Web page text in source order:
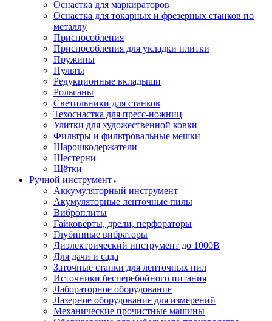
Оснастка для маркираторов
Оснастка для токарных и фрезерных станков по
металлу
Приспособления
Приспособления для укладки плитки
Пружины
Пульты
Редукционные вкладыши
Рольганы
Светильники для станков
Техоснастка для пресс-ножниц
Улитки для художественной ковки
Фильтры и фильтровальные мешки
Шарошкодержатели
Шестерни
Щётки
Ручной инструмент
Аккумуляторный инструмент
Акумуляторные ленточные пилы
Виброплиты
Гайковерты, дрели, перфораторы
Глубинные вибраторы
Диэлектрический инструмент до 1000В
Для дачи и сада
Заточные станки для ленточных пил
Источники бесперебойного питания
Лабораторное оборудование
Лазерное оборудование для измерений
Механические прочистные машины